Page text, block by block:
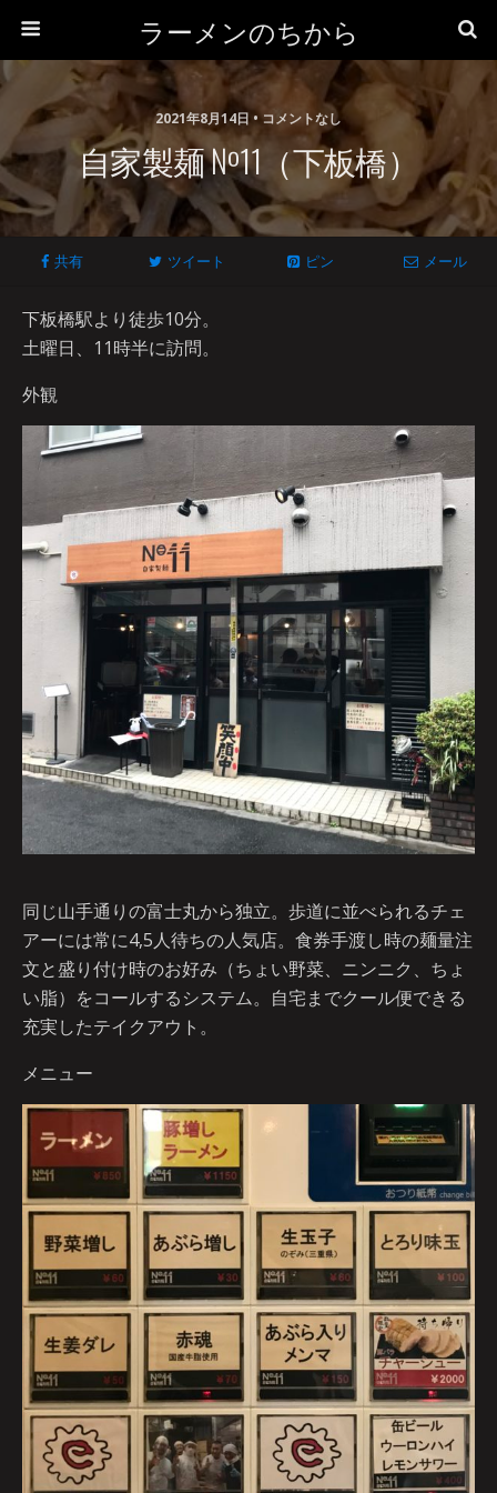
ラーメンのちから
2021年8月14日 • コメントなし
自家製麺 №11（下板橋）
共有 ツイート ピン メール
下板橋駅より徒歩10分。
土曜日、11時半に訪問。
外観
同じ山手通りの富士丸から独立。歩道に並べられるチェ
アーには常に4,5人待ちの人気店。食券手渡し時の麺量注
文と盛り付け時のお好み（ちょい野菜、ニンニク、ちょ
い脂）をコールするシステム。自宅までクール便できる
充実したテイクアウト。
メニュー